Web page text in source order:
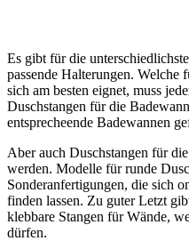
Es gibt für die
passende Halterungen. Welche
sich am besten eignet, muss
Duschstangen für die
entsprecheende Badewannen
Aber auch Duschstangen für
werden. Modelle für runde
Sonderanfertigungen, die sich
finden lassen. Zu guter Letzt
klebbare Stangen für Wände,
dürfen.